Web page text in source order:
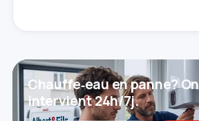
Chauffe‑eau en panne? On
intervient 24h/7j.